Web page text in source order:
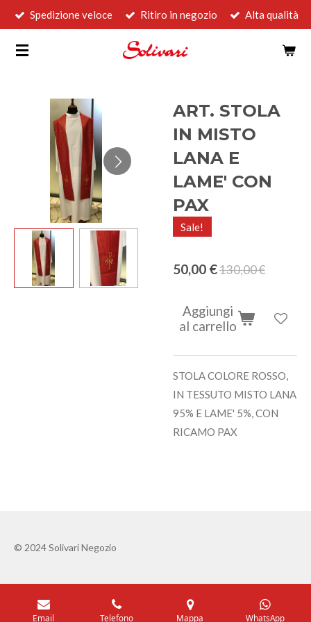
Vai
contenuto
Spedizione veloce Ritiro in negozio Alta qualità
ART. STOLA
IN MISTO
LANA E
LAME' CON
PAX
Sale!
50,00 €130,00 €
Aggiungi
al carrello
STOLA COLORE ROSSO,
IN TESSUTO MISTO LANA
95% E LAME' 5%, CON
RICAMO PAX
© 2024 Solivari Negozio
Email Telefono Mappa WhatsApp